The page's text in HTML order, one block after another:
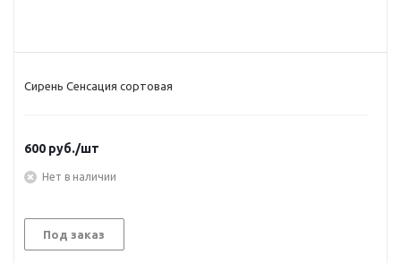
Сирень Сенсация сортовая
600 руб./шт
Нет в наличии
Под заказ